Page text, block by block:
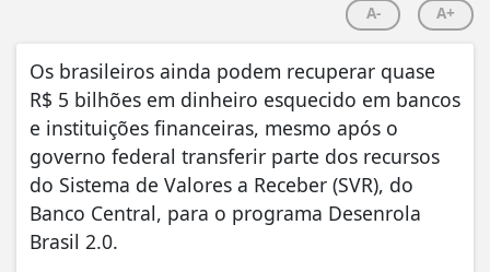
A- A+
Os brasileiros ainda podem recuperar quase
R$ 5 bilhões em dinheiro esquecido em bancos
e instituições financeiras, mesmo após o
governo federal transferir parte dos recursos
do Sistema de Valores a Receber (SVR), do
Banco Central, para o programa Desenrola
Brasil 2.0.